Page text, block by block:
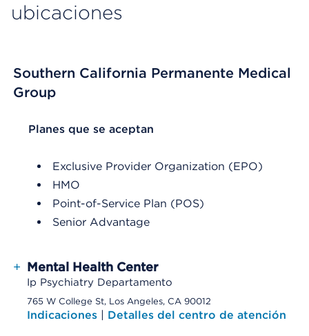
ubicaciones
Southern California Permanente Medical
Group
List Header Planes que se aceptan
Planes que se aceptan
Exclusive Provider Organization (EPO)
HMO
Point-of-Service Plan (POS)
Senior Advantage
+ Mental Health Center
Ip Psychiatry Departamento
765 W College St, Los Angeles, CA 90012
Indicaciones | Detalles del centro de atención